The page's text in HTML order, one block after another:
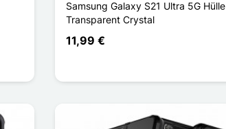
Samsung Galaxy S21 Ultra 5G Hülle
Transparent Crystal
11,99 €